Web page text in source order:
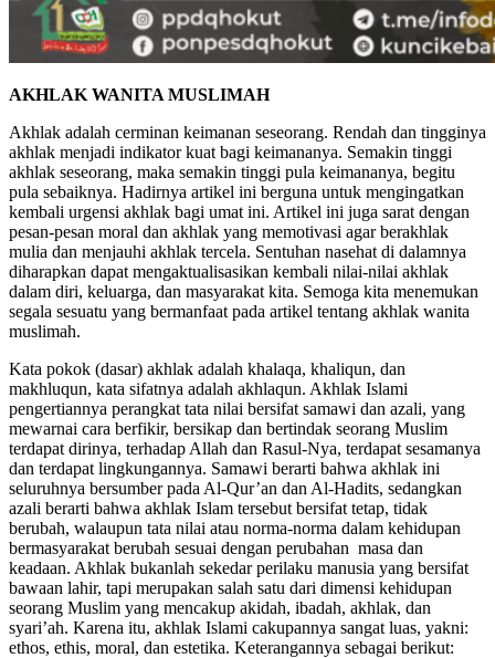
Akhlak adalah cerminan keimanan seseorang. Rendah dan tingginya
akhlak menjadi indikator kuat bagi keimananya. Semakin tinggi
akhlak seseorang, maka semakin tinggi pula keimananya, begitu
pula sebaiknya. Hadirnya artikel ini berguna untuk mengingatkan
kembali urgensi akhlak bagi umat ini. Artikel ini juga sarat dengan
pesan-pesan moral dan akhlak yang memotivasi agar berakhlak
mulia dan menjauhi akhlak tercela. Sentuhan nasehat di dalamnya
diharapkan dapat mengaktualisasikan kembali nilai-nilai akhlak
dalam diri, keluarga, dan masyarakat kita. Semoga kita menemukan
segala sesuatu yang bermanfaat pada artikel tentang akhlak wanita
Kata pokok (dasar) akhlak adalah khalaqa, khaliqun, dan
makhluqun, kata sifatnya adalah akhlaqun. Akhlak Islami
pengertiannya perangkat tata nilai bersifat samawi dan azali, yang
mewarnai cara berfikir, bersikap dan bertindak seorang Muslim
terdapat dirinya, terhadap Allah dan Rasul-Nya, terdapat sesamanya
dan terdapat lingkungannya. Samawi berarti bahwa akhlak ini
seluruhnya bersumber pada Al-Qur’an dan Al-Hadits, sedangkan
azali berarti bahwa akhlak Islam tersebut bersifat tetap, tidak
berubah, walaupun tata nilai atau norma-norma dalam kehidupan
bermasyarakat berubah sesuai dengan perubahan masa dan
keadaan. Akhlak bukanlah sekedar perilaku manusia yang bersifat
bawaan lahir, tapi merupakan salah satu dari dimensi kehidupan
seorang Muslim yang mencakup akidah, ibadah, akhlak, dan
syari’ah. Karena itu, akhlak Islami cakupannya sangat luas, yakni: